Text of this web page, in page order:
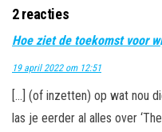
2 reacties
Hoe ziet de toekomst voor
19 april 2022 om 12:51
[…] (of inzetten) op wat nou
las je eerder al alles over